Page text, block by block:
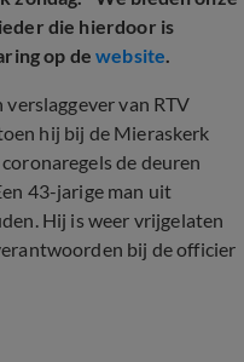
die hierdoor is
op dewebsite.
verslaggever van RTV
hij bij de Mieraskerk
de deuren
43-jarige man uit
Hij is weer vrijgelaten
bij de officier